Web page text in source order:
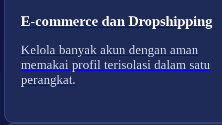
E-commerce dan Dropshipping
Kelola banyak akun dengan aman
memakai profil terisolasi dalam satu
perangkat.